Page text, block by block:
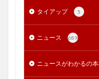
タイアップ 5
ニュース 689
ニュースがわかるの